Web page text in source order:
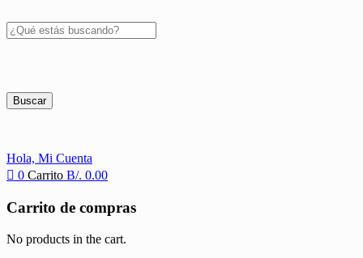
Buscar
Hola, Mi Cuenta
0 Carrito B/. 0.00
Carrito de compras
No products in the cart.